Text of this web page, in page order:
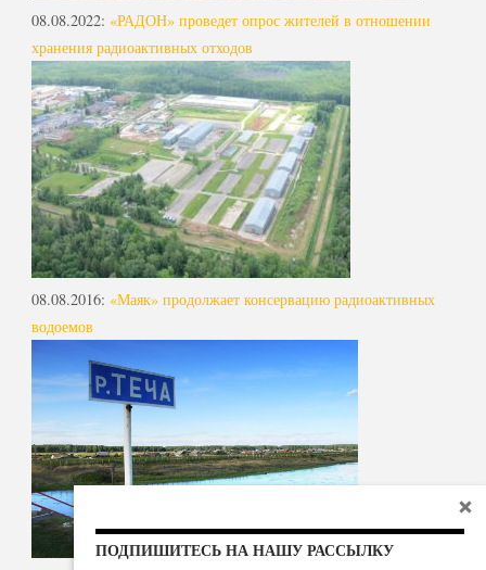
08.08.2022: «РАДОН» проведет опрос жителей в отношении
хранения радиоактивных отходов
08.08.2016: «Маяк» продолжает консервацию радиоактивных
водоемов
ПОДПИШИТЕСЬ НА НАШУ РАССЫЛКУ